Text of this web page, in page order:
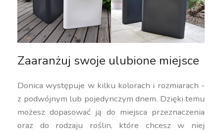
Zaaranżuj swoje ulubione miejsce
Donica występuje w kilku kolorach i rozmiarach -
z podwójnym lub pojedynczym dnem. Dzięki temu
możesz dopasować ją do miejsca przeznaczenia
oraz do rodzaju roślin, które chcesz w niej